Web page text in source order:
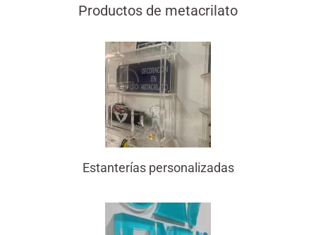
Productos de metacrilato
Estanterías personalizadas